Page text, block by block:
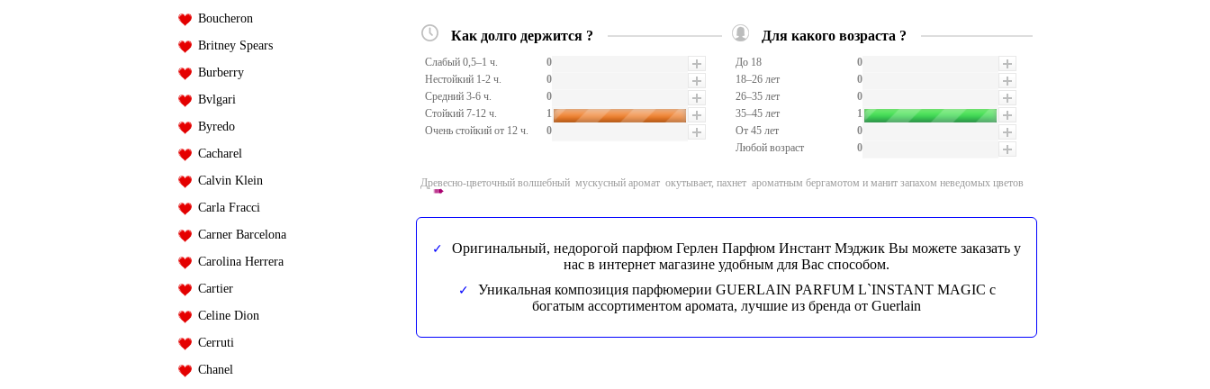
Boucheron
Britney Spears
Burberry
Bvlgari
Byredo
Cacharel
Calvin Klein
Carla Fracci
Carner Barcelona
Carolina Herrera
Cartier
Celine Dion
Cerruti
Chanel
Как долго держится ?
Слабый 0,5–1 ч.
0
Нестойкий 1-2 ч.
0
Средний 3-6 ч.
0
Стойкий 7-12 ч.
1
Очень стойкий от 12 ч.
0
Для какого возраста ?
До 18
0
18–26 лет
0
26–35 лет
0
35–45 лет
1
От 45 лет
0
Любой возраст
0
parfum.ru/pictures/12776.jpg
➠
Древесно-цветочный волшебный мускусный аромат окутывает, пахнет ароматным бергамотом и манит запахом неведомых цветов
Оригинальный, недорогой парфюм Герлен Парфюм Инстант Мэджик Вы можете заказать у
нас в интернет магазине удобным для Вас способом.
Уникальная композиция парфюмерии GUERLAIN PARFUM L`INSTANT MAGIC с
богатым ассортиментом аромата, лучшие из бренда от Guerlain